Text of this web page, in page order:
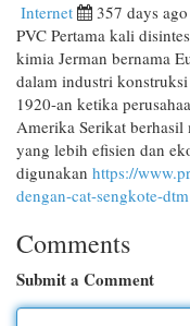
Internet 357 days ago
PVC Pertama kali
kimia Jerman bernama
dalam industri
1920-an ketika
Amerika Serikat berhasil
yang lebih efisien dan
digunakan https://
dengan-cat-sengkote-dtm
Comments
Submit a Comment